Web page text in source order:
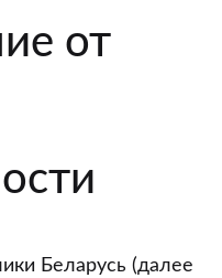
от
Беларусь (далее